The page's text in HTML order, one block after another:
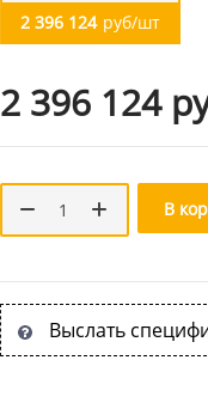
2 396 124 руб/шт
2 396 124
В
Выслать